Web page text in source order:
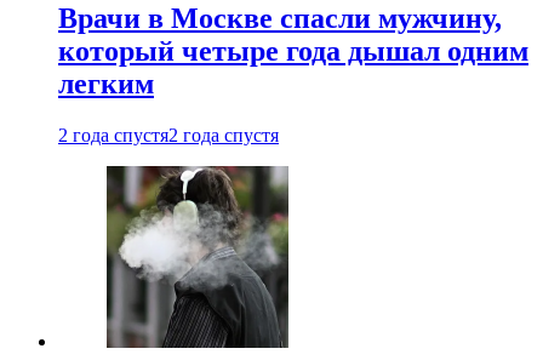
Врачи в Москве спасли мужчину,
который четыре года дышал одним
легким
2 года спустя2 года спустя